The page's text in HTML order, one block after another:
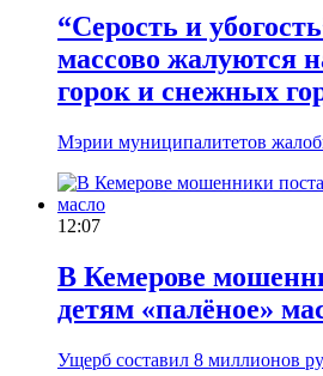
“Серость и
массово жалуются
горок и снежных
Мэрии муниципалитетов
12:07
В Кемерове
детям «палёное»
Ущерб составил 8 миллионов